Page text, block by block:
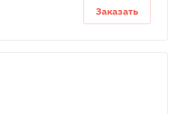
Заказать